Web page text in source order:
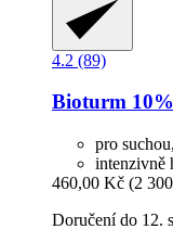
4.2 (89)
Bioturm
pro
intenzivně
460,00 Kč (2
Doručení do 12.